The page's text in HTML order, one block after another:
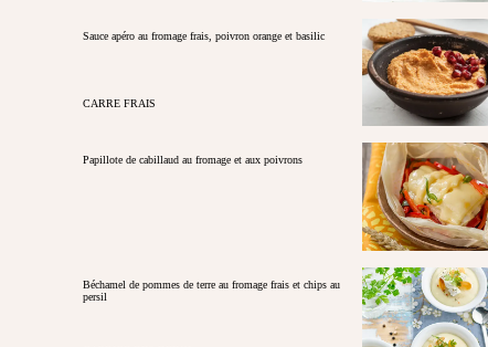
Sauce apéro au fromage frais, poivron orange et basilic
CARRE FRAIS
Papillote de cabillaud au fromage et aux poivrons
Béchamel de pommes de terre au fromage frais et chips au
persil